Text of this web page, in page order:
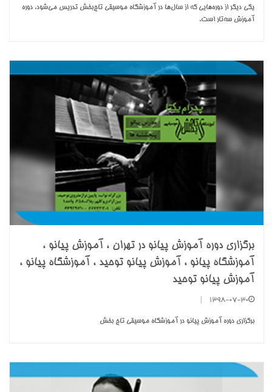
یکی دیگر از دوره‌هایی که از سال‌ها در آموزشگاه موسیقی تاج‌بخش تدریس می‌شود، دوره
آموزش سه‌تار است.
برگزاری دوره آموزش پیانو در تهران ، آموزش پیانو ،
آموزشگاه پیانو ، آموزش پیانو توحید ، آموزشگاه پیانو ،
آموزش پیانو توحید
1398-07-30
برگزاری دوره آموزش پیانو در آموزشگاه موسیقی تاج بخش